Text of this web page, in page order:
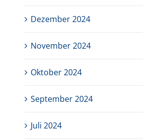
Dezember 2024
November 2024
Oktober 2024
September 2024
Juli 2024